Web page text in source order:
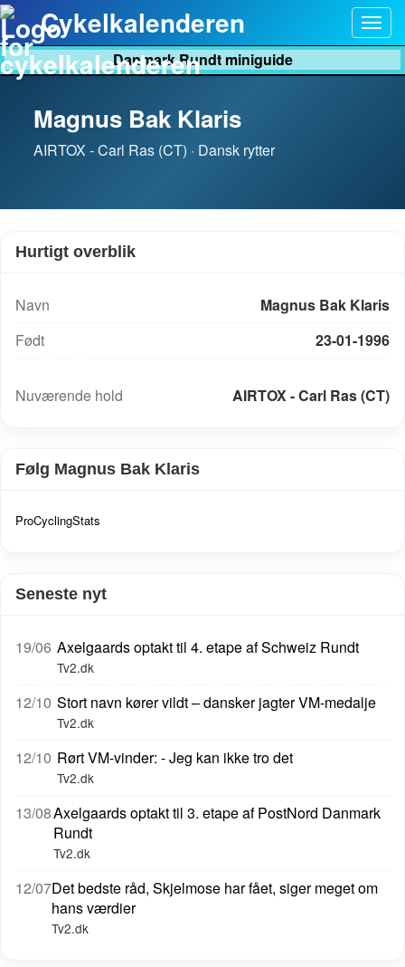
Cykelkalenderen
Danmark Rundt miniguide
Magnus Bak Klaris
AIRTOX - Carl Ras (CT) · Dansk rytter
Hurtigt overblik
Navn
Magnus Bak Klaris
Født
23-01-1996
Nuværende hold AIRTOX - Carl Ras (CT)
Følg Magnus Bak Klaris
ProCyclingStats
Seneste nyt
19/06 Axelgaards optakt til 4. etape af Schweiz Rundt
Tv2.dk
12/10 Stort navn kører vildt – dansker jagter VM-medalje
Tv2.dk
12/10 Rørt VM-vinder: - Jeg kan ikke tro det
Tv2.dk
13/08Axelgaards optakt til 3. etape af PostNord Danmark
Rundt
Tv2.dk
12/07Det bedste råd, Skjelmose har fået, siger meget om
hans værdier
Tv2.dk